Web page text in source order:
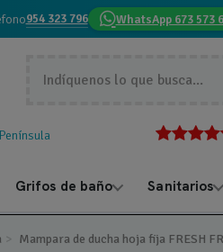
954 323 796 WhatsApp 673 573
Grifos de baño Sanitarios
Mampara de ducha hoja fija FRESH